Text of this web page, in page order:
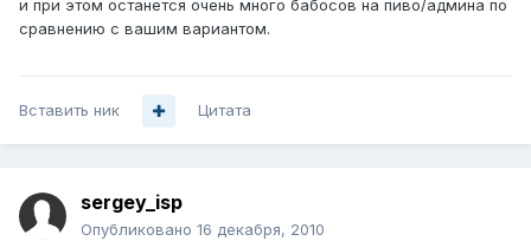
и при этом останется очень много бабосов на пиво/админа по
сравнению с вашим вариантом.
Вставить ник Цитата
sergey_isp
Опубликовано 16 декабря, 2010